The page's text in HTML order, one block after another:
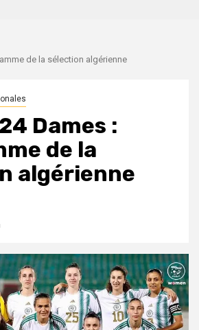
de la sélection algérienne
Dames :
de la
algérienne